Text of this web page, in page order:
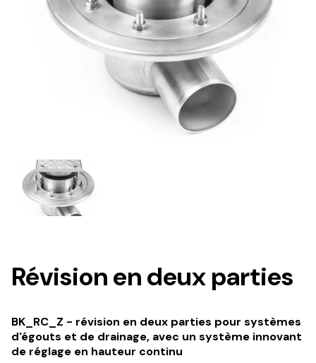
Révision en deux parties
BK_RC_Z - révision en deux parties pour systèmes
d'égouts et de drainage, avec un système innovant
de réglage en hauteur continu